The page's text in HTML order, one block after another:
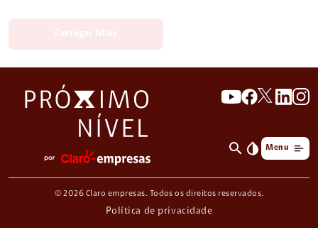
search invert_colors Menu
© 2026 Claro empresas. Todos os direitos reservados.
Política de privacidade